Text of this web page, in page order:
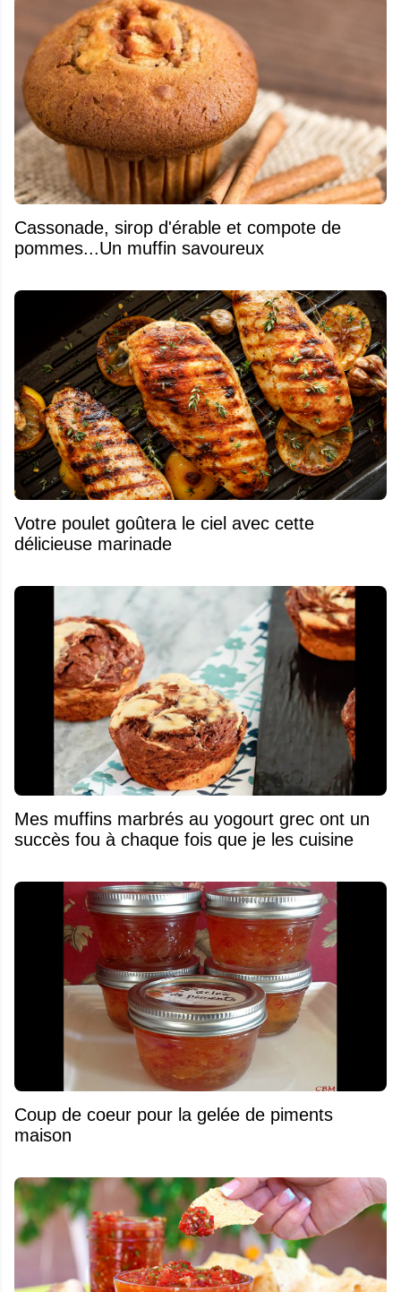
​Cassonade, sirop d'érable et compote de
pommes...Un muffin savoureux
Votre poulet goûtera le ciel avec cette
délicieuse marinade
Mes muffins marbrés au yogourt grec ont un
succès fou à chaque fois que je les cuisine
Coup de coeur pour la gelée de piments
maison